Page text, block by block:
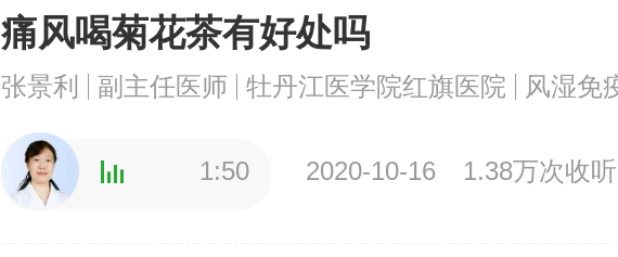
痛风喝菊花茶有好处吗
张景利 副主任医师 牡丹江医学院红旗医院 风湿免
1:50 2020-10-16 1.38万次收听